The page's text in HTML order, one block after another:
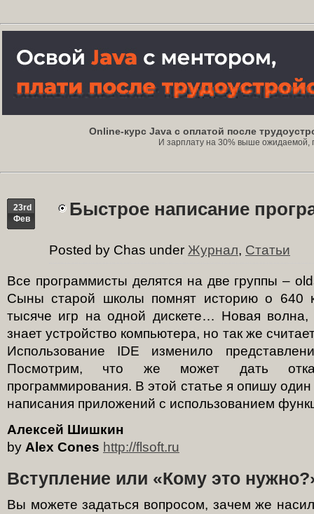
Online-курс Java с оплатой после
И зарплату на 30% выше ожидаемой,
23rd
Фев
Быстрое написание
Posted by Chas under Журнал, Статьи
Все программисты делятся на две группы –
Сыны старой школы помнят историю о 640
тысяче игр на одной дискете… Новая
знает устройство компьютера, но так же
Использование IDE изменило
Посмотрим, что же может дать
программирования. В этой статье я опишу
написания приложений с использованием
Алексей Шишкин
by Alex Cones http://flsoft.ru
Вступление или «Кому это
Вы можете задаться вопросом, зачем же